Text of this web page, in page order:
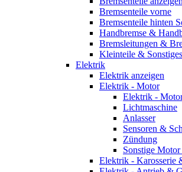
Bremsenteile vorne
Bremsenteile hinten
Handbremse &
Bremsleitungen &
Kleinteile &
Elektrik
Elektrik anzeigen
Elektrik - Motor
Elektrik -
Lichtmaschine
Anlasser
Sensoren &
Zündung
Sonstige
Elektrik - Karosserie